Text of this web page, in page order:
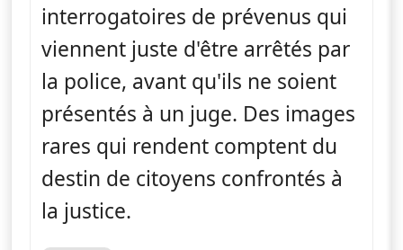
interrogatoires de prévenus qui
viennent juste d'être arrêtés par
la police, avant qu'ils ne soient
présentés à un juge. Des images
rares qui rendent comptent du
destin de citoyens confrontés à
la justice.